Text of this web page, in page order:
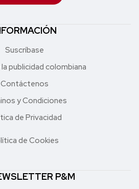
Suscríbase
publicidad colombiana
Contáctenos
y Condiciones
de Privacidad
de Cookies
P&M